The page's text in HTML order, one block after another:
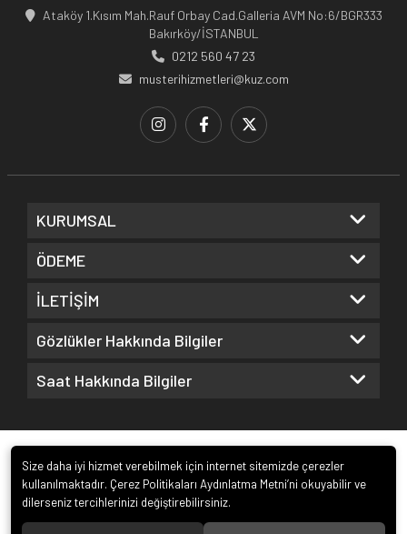
Ataköy 1.Kısım Mah.Rauf Orbay Cad.Galleria AVM No:6/BGR333
Bakırköy/İSTANBUL
0212 560 47 23
musterihizmetleri@kuz.com
KURUMSAL
ÖDEME
İLETİŞİM
Gözlükler Hakkında Bilgiler
Saat Hakkında Bilgiler
Size daha iyi hizmet verebilmek için internet sitemizde çerezler
kullanılmaktadır. Çerez Politikaları Aydınlatma Metni’ni okuyabilir ve
dilerseniz tercihlerinizi değiştirebilirsiniz.